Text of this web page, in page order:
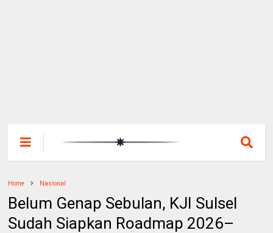
Home Nasional
Belum Genap Sebulan, KJI Sulsel
Sudah Siapkan Roadmap 2026–